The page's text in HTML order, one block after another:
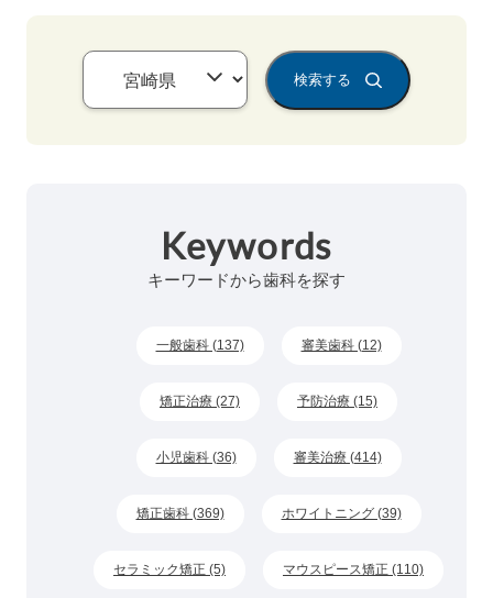
検索する
Keywords
キーワードから歯科を探す
一般歯科 (137) 審美歯科 (12)
矯正治療 (27) 予防治療 (15)
小児歯科 (36) 審美治療 (414)
矯正歯科 (369) ホワイトニング (39)
セラミック矯正 (5) マウスピース矯正 (110)